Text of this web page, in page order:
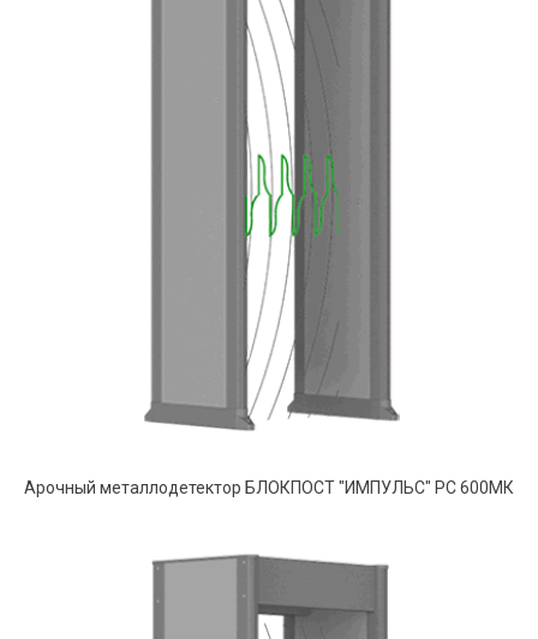
Арочный металлодетектор БЛОКПОСТ "ИМПУЛЬС" РС 600МК